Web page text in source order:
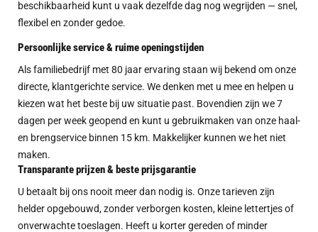
beschikbaarheid kunt u vaak dezelfde dag nog wegrijden — snel,
flexibel en zonder gedoe.
Persoonlijke service & ruime openingstijden
Als familiebedrijf met 80 jaar ervaring staan wij bekend om onze
directe, klantgerichte service. We denken met u mee en helpen u
kiezen wat het beste bij uw situatie past. Bovendien zijn we 7
dagen per week geopend en kunt u gebruikmaken van onze haal-
en brengservice binnen 15 km. Makkelijker kunnen we het niet
maken.
Transparante prijzen & beste prijsgarantie
U betaalt bij ons nooit meer dan nodig is. Onze tarieven zijn
helder opgebouwd, zonder verborgen kosten, kleine lettertjes of
onverwachte toeslagen. Heeft u korter gereden of minder